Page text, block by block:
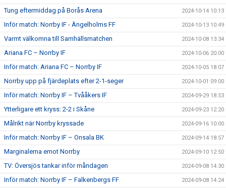
Tung eftermiddag på Borås Arena 2024-10-14 10:13
Inför match: Norrby IF - Ängelholms FF 2024-10-13 10:49
Varmt välkomna till Samhällsmatchen 2024-10-08 13:34
Ariana FC – Norrby IF 2024-10-06 20:00
Inför match: Ariana FC – Norrby IF 2024-10-05 18:07
Norrby upp på fjärdeplats efter 2-1-seger 2024-10-01 09:00
Inför match: Norrby IF – Tvååkers IF 2024-09-29 18:53
Ytterligare ett kryss: 2-2 i Skåne 2024-09-23 12:20
Målrikt när Norrby kryssade 2024-09-16 10:00
Inför match: Norrby IF – Onsala BK 2024-09-14 18:57
Marginalerna emot Norrby 2024-09-10 12:50
TV: Översjös tankar inför måndagen 2024-09-08 14:30
Inför match: Norrby IF – Falkenbergs FF 2024-09-08 14:24